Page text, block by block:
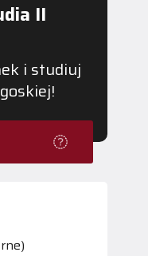
II
i studiuj